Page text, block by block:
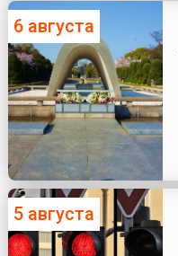
6 августа
5 августа